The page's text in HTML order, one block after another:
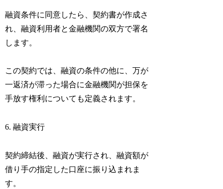
融資条件に同意したら、契約書が作成さ
れ、融資利用者と金融機関の双方で署名
します。
この契約では、融資の条件の他に、万が
一返済が滞った場合に金融機関が担保を
手放す権利についても定義されます。
6. 融資実行
契約締結後、融資が実行され、融資額が
借り手の指定した口座に振り込まれま
す。